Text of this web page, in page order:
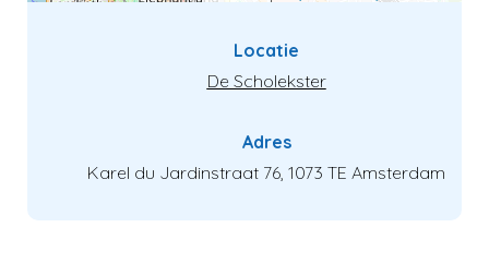
Locatie
De Scholekster
Adres
Karel du Jardinstraat 76, 1073 TE Amsterdam